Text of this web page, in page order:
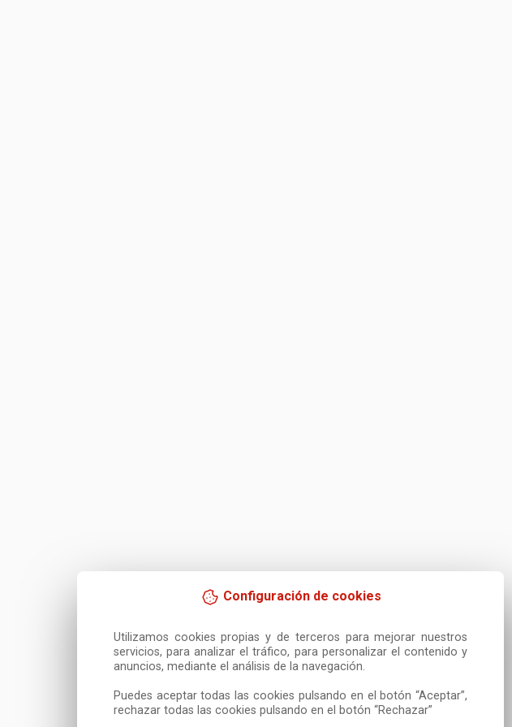
Configuración de cookies
Utilizamos cookies propias y de terceros para mejorar nuestros
servicios, para analizar el tráfico, para personalizar el contenido y
anuncios, mediante el análisis de la navegación.
Puedes aceptar todas las cookies pulsando en el botón “Aceptar”,
rechazar todas las cookies pulsando en el botón “Rechazar”